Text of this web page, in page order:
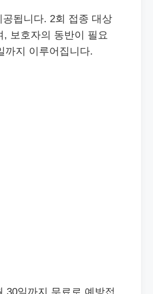
됩니다. 2회 접종 대상
, 보호자의 동반이 필요
까지 이루어집니다.